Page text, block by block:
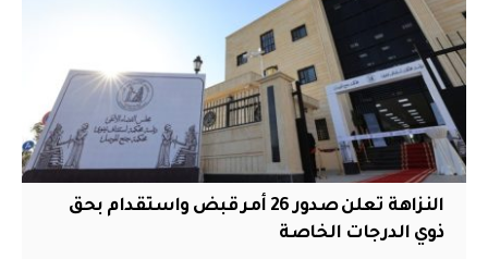
النزاهة تعلن صدور 26 أمر قبض واستقدام بحق
ذوي الدرجات الخاصة